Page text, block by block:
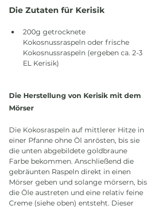
Die Zutaten für Kerisik
200g getrocknete
Kokosnussraspeln oder frische
Kokosnussraspeln (ergeben ca. 2-3
EL Kerisik)
Die Herstellung von Kerisik mit dem
Mörser
Die Kokosraspeln auf mittlerer Hitze in
einer Pfanne ohne Öl anrösten, bis sie
die unten abgebildete goldbraune
Farbe bekommen. Anschließend die
gebräunten Raspeln direkt in einen
Mörser geben und solange mörsern, bis
die Öle austreten und eine relativ feine
Creme (siehe oben) entsteht. Dieser